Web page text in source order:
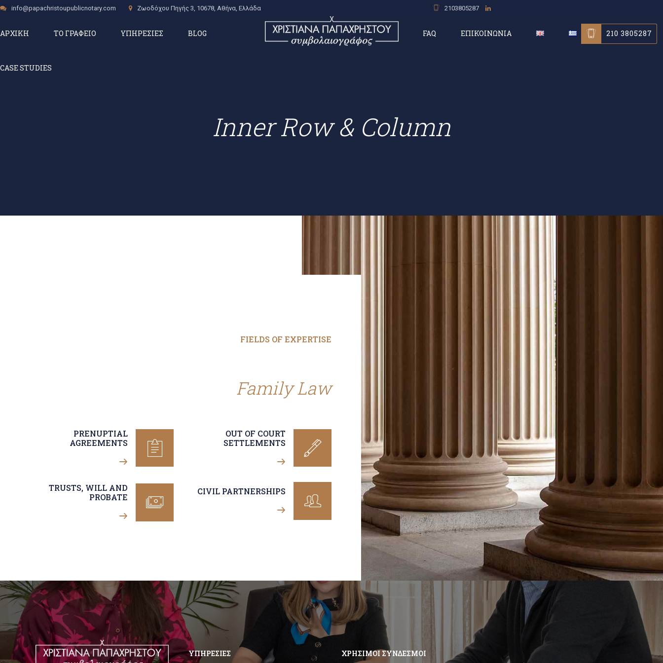
info@papachristoupublicnotary.com Ζωοδόχου Πηγής 3, 10678, Αθήνα, Ελλάδα 2103805287
210 3805287
ΑΡΧΙΚΗ ΤΟ ΓΡΑΦΕΙΟ ΥΠΗΡΕΣΙΕΣ BLOG
CASE STUDIES
FAQ ΕΠΙΚΟΙΝΩΝΙΑ
Inner Row & Column
FIELDS OF EXPERTISE
Family Law
PRENUPTIAL
AGREEMENTS
TRUSTS, WILL AND
PROBATE
OUT OF COURT
SETTLEMENTS
CIVIL PARTNERSHIPS
ΥΠΗΡΕΣΙΕΣ ΧΡΗΣΙΜΟΙ ΣΥΝΔΕΣΜΟΙ